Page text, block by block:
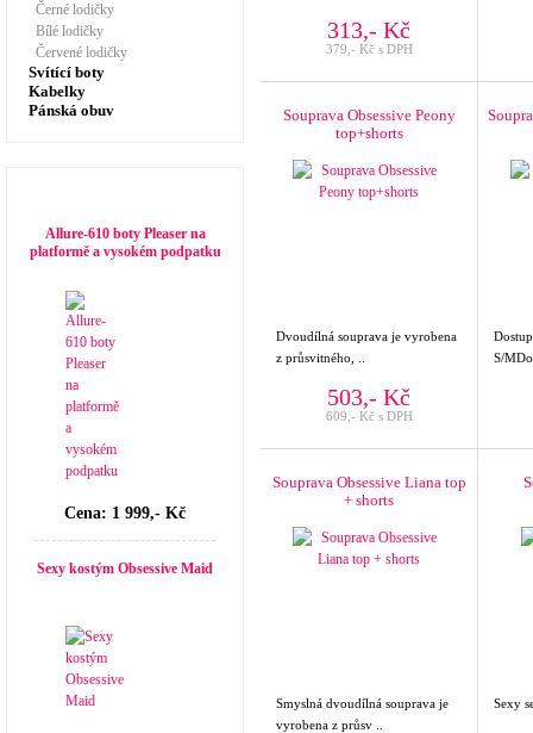
Černé lodičky
Bílé lodičky
Červené lodičky
Svítící boty
Kabelky
Pánská obuv
Allure-610 boty Pleaser na
platformě a vysokém podpatku
Cena: 1 999,- Kč
Sexy kostým Obsessive Maid
313,- Kč
379,- Kč s DPH
Souprava Obsessive Peony
top+shorts
Dvoudílná souprava je vyrobena
z průsvitného, ..
503,- Kč
609,- Kč s DPH
S/
Souprava Obsessive Liana top
+ shorts
Smyslná dvoudílná souprava je
vyrobena z průsv ..
Sexy